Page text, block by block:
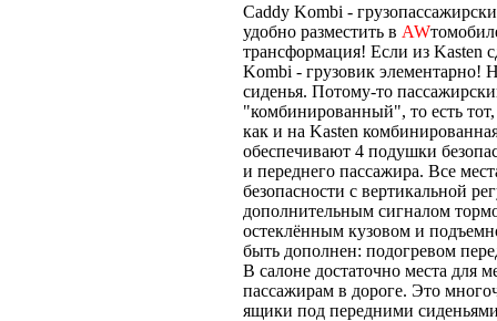
Caddy Kombi -
удобно разместить в AW
трансформация! Если из Kasten
Kombi - грузовик элементарно!
сиденья. Потому-то
"комбинированный", то есть
как и на Kasten
обеспечивают 4 подушки
и переднего пассажира. Все
безопасности с вертикальной
дополнительным сигналом
остеклённым кузовом и
быть дополнен: подогревом
В салоне достаточно места для
пассажирам в дороге. Это
ящики под передними